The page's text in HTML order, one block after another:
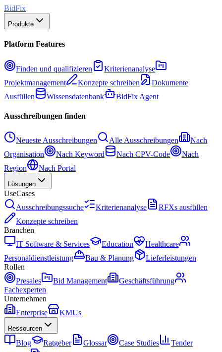
BidFix
Produkte
Platform Features
Finden und qualifizieren
Kriterienanalyse
Projektmanagement
Konzepte schreiben
Dokumente
Ausfüllen
Wissensdatenbank BidFix Agent
Ausschreibungen finden
Neueste Ausschreibungen Alle Ausschreibungen
Nach
Organisation
Nach Keyword Nach CPV-Code
Nach
Region
Nach Portal
Lösungen
UseCases
Ausschreibungssuche
Kriterienanalyse
RFXs ausfüllen
Konzepte schreiben
Branchen
IT Software & Services
Education
Healthcare
Personaldienstleistung
Bau & Planung
Lieferleistungen
Rollen
Presales
Bid Management
Geschäftsführung
Fachexperten
Unternehmen
Enterprise
KMUs
Ressourcen
Blog Ratgeber Glossar Case Studies
Tender